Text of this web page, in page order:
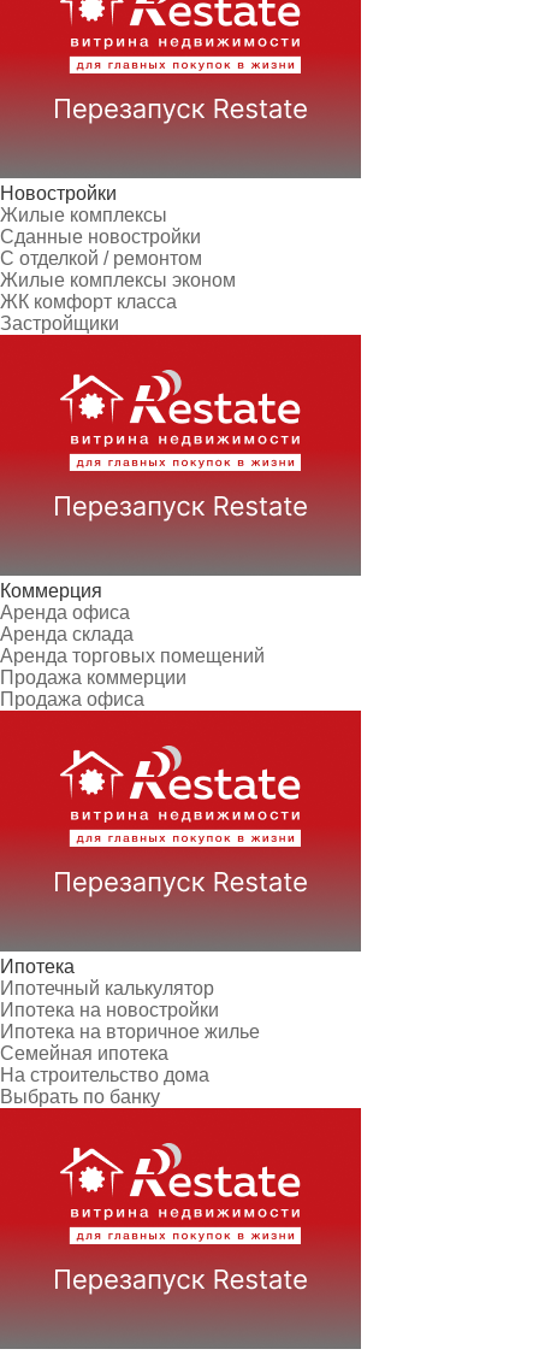
Новостройки
Жилые комплексы
Сданные новостройки
С отделкой / ремонтом
Жилые комплексы эконом
ЖК комфорт класса
Застройщики
Коммерция
Аренда офиса
Аренда склада
Аренда торговых помещений
Продажа коммерции
Продажа офиса
Ипотека
Ипотечный калькулятор
Ипотека на новостройки
Ипотека на вторичное жилье
Семейная ипотека
На строительство дома
Выбрать по банку